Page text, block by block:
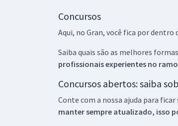
Concursos
Aqui, no Gran, você fica por dentro
Saiba quais são as melhores
profissionais experientes no
Concursos abertos: saiba
Conte com a nossa ajuda para ficar
manter sempre atualizado, isso